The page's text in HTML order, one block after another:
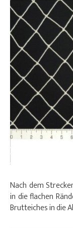
Nach dem
in die flachen
Brutteiches in die